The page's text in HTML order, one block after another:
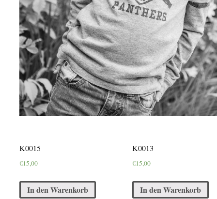
K0015
€15,00
In den Warenkorb
K0013
€15,00
In den Warenkorb